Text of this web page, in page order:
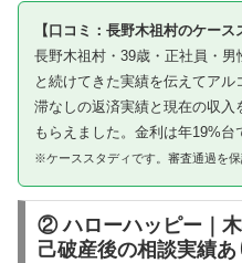
【口コミ：長野木祖村のケース
長野木祖村・39歳・正社員・
と続けてきた実績を伝えてア
滞なしの返済実績と現在の収入
もらえました。金利は年19%台
※ケーススタディです。審査通過を
② ハローハッピー｜
己破産後の相談実績あ